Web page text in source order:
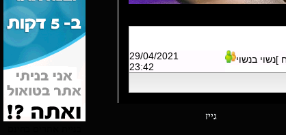
]נשוי בנשוי
29/04/2021
23:42
גייז